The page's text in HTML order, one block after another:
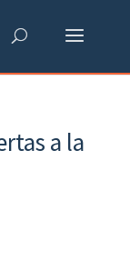
a la